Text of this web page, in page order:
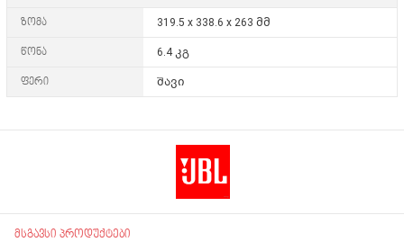
ზომა 319.5 x 338.6 x 263 მმ
წონა 6.4 კგ
ფერი შავი
მსგავსი პროდუქტები